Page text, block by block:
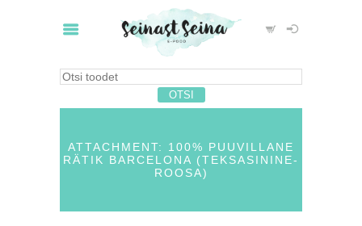
ATTACHMENT: 100% PUUVILLANE
RÄTIK BARCELONA (TEKSASININE-
ROOSA)